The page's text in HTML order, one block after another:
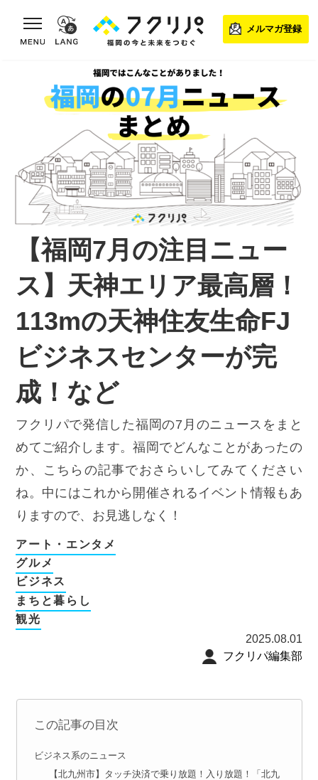
toggle navigation
メルマガ登録
【福岡7月の注目ニュー
ス】天神エリア最高層！
113mの天神住友生命FJ
ビジネスセンターが完
成！など
フクリパで発信した福岡の7月のニュースをまと
めてご紹介します。福岡でどんなことがあったの
か、こちらの記事でおさらいしてみてください
ね。中にはこれから開催されるイベント情報もあ
りますので、お見逃しなく！
アート・エンタメ
グルメ
ビジネス
まちと暮らし
観光
2025.08.01
フクリパ編集部
この記事の目次
ビジネス系のニュース
【北九州市】タッチ決済で乗り放題！入り放題！「北九